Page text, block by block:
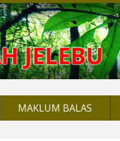
MAKLUM BALAS